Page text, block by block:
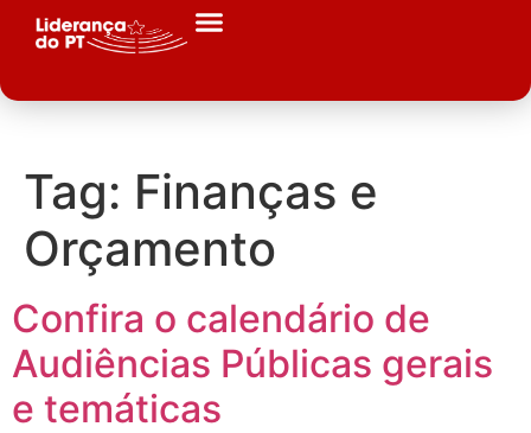
Tag: Finanças e
Orçamento
Confira o calendário de
Audiências Públicas gerais
e temáticas